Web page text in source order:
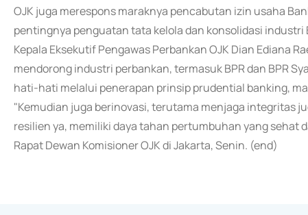
OJK juga merespons maraknya pencabutan izin usaha
pentingnya penguatan tata kelola dan konsolidasi industri
Kepala Eksekutif Pengawas Perbankan OJK Dian Ediana
mendorong industri perbankan, termasuk BPR dan BPR
hati-hati melalui penerapan prinsip prudential banking,
"Kemudian juga berinovasi, terutama menjaga integritas
resilien ya, memiliki daya tahan pertumbuhan yang sehat
Rapat Dewan Komisioner OJK di Jakarta, Senin. (end)